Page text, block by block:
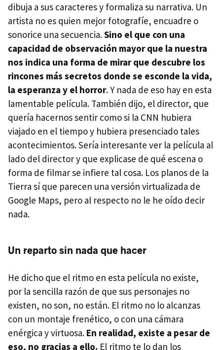
dibuja a sus caracteres y formaliza su narrativa. Un
artista no es quien mejor fotografíe, encuadre o
sonorice una secuencia.Sino el que con una
capacidad de observación mayor que la nuestra
nos indica una forma de mirar que descubre los
rincones más secretos donde se esconde la vida,
la esperanza y el horror. Y nada de eso hay en esta
lamentable película. También dijo, el director, que
quería hacernos sentir como si la CNN hubiera
viajado en el tiempo y hubiera presenciado tales
acontecimientos. Sería interesante ver la película al
lado del director y que explicase de qué escena o
forma de filmar se infiere tal cosa. Los planos de la
Tierra sí que parecen una versión virtualizada de
Google Maps, pero al respecto no le he oído decir
nada.
Un reparto sin nada que hacer
He dicho que el ritmo en esta película no existe,
por la sencilla razón de que sus personajes no
existen, no son, no están. El ritmo no lo alcanzas
con un montaje frenético, o con una cámara
enérgica y virtuosa. En realidad, existe a pesar de
eso, no gracias a ello. El ritmo te lo dan los